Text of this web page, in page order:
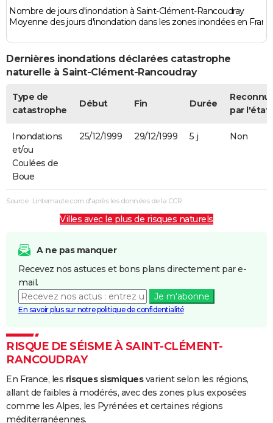
Nombre de jours d'inondation à Saint-Clément-Rancoudray
Moyenne des jours d'inondation dans les zones inondées en
Dernières inondations déclarées catastrophe
naturelle à Saint-Clément-Rancoudray
Type de
catastrophe
Début Fin Durée
par l'état
Inondations
et/ou
Coulées de
Boue
25/12/1999 29/12/1999 5 j Non
Source : Linternaute.com d'après les données de la CCR
Villes avec le plus de risques naturels
A ne pas manquer
Recevez nos astuces et bons plans directement par e-
mail.
Je m'abonne
En savoir plus sur notre politique de confidentialité
RISQUE DE SÉISME À SAINT-CLÉMENT-
RANCOUDRAY
En France, les risques sismiquesvarient selon les régions,
allant de faibles à modérés, avec des zones plus exposées
comme les Alpes, les Pyrénées et certaines régions
méditerranéennes.